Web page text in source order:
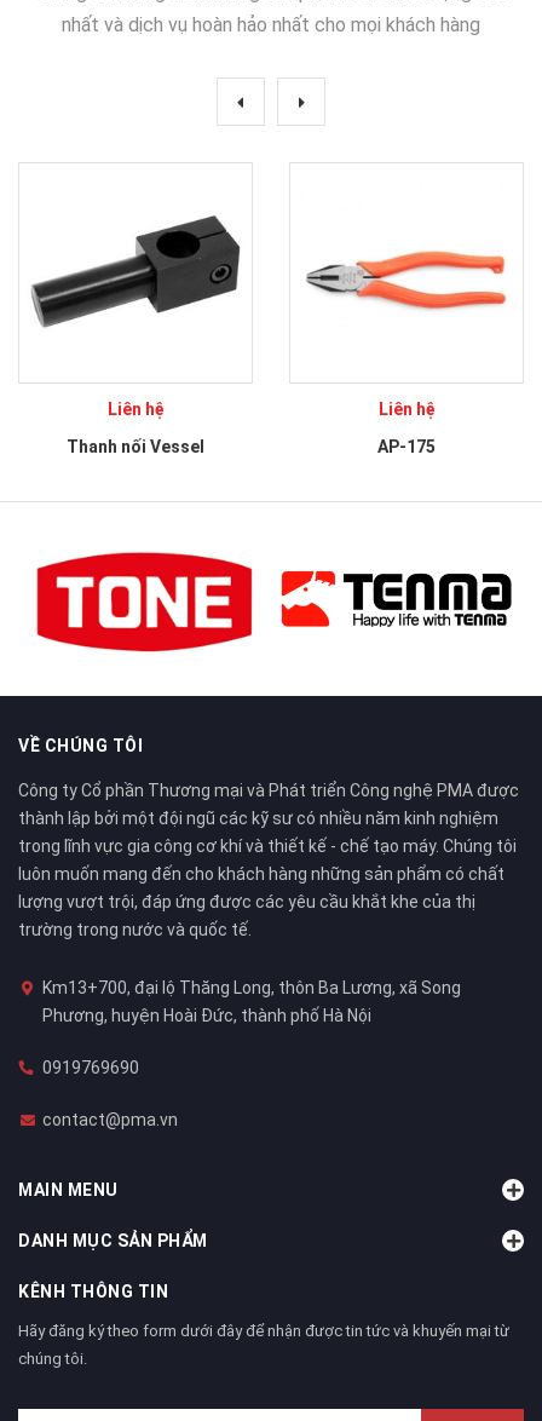
nhất và dịch vụ hoàn hảo nhất cho mọi khách hàng
Liên hệ
Thanh nối Vessel
Liên hệ
AP-175
VỀ CHÚNG TÔI
Công ty Cổ phần Thương mại và Phát triển Công nghệ PMA được
thành lập bởi một đội ngũ các kỹ sư có nhiều năm kinh nghiệm
trong lĩnh vực gia công cơ khí và thiết kế - chế tạo máy. Chúng tôi
luôn muốn mang đến cho khách hàng những sản phẩm có chất
lượng vượt trội, đáp ứng được các yêu cầu khắt khe của thị
trường trong nước và quốc tế.
Km13+700, đại lộ Thăng Long, thôn Ba Lương, xã Song
Phương, huyện Hoài Đức, thành phố Hà Nội
0919769690
contact@pma.vn
MAIN MENU
DANH MỤC SẢN PHẨM
KÊNH THÔNG TIN
Hãy đăng ký theo form dưới đây để nhận được tin tức và khuyến mại từ
chúng tôi.